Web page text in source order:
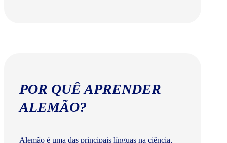
POR QUÊ APRENDER
ALEMÃO?
Alemão é uma das principais línguas na ciência,